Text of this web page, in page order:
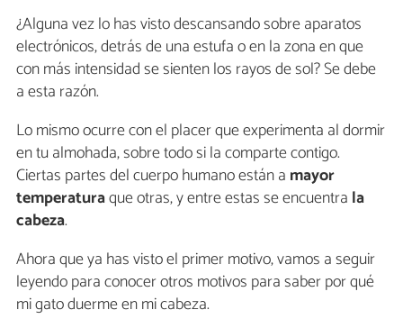
¿Alguna vez lo has visto descansando sobre aparatos
electrónicos, detrás de una estufa o en la zona en que
con más intensidad se sienten los rayos de sol? Se debe
a esta razón.
Lo mismo ocurre con el placer que experimenta al dormir
en tu almohada, sobre todo si la comparte contigo.
Ciertas partes del cuerpo humano están a mayor
temperaturaque otras, y entre estas se encuentra la
cabeza.
Ahora que ya has visto el primer motivo, vamos a seguir
leyendo para conocer otros motivos para saber por qué
mi gato duerme en mi cabeza.